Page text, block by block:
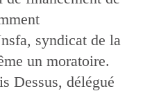
syndicat de la
un moratoire.
Dessus, délégué